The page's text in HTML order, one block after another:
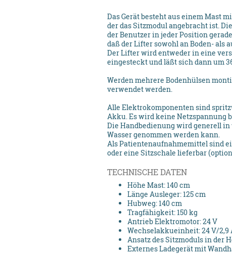
Das Gerät besteht aus einem Mast
der das Sitzmodul angebracht ist.
der Benutzer in jeder Position
daß der Lifter sowohl an Boden- als
Der Lifter wird entweder in eine
eingesteckt und läßt sich dann um
Werden mehrere Bodenhülsen
verwendet werden.
Alle Elektrokomponenten sind
Akku. Es wird keine Netzspannung
Die Handbedienung wird generell
Wasser genommen werden kann.
Als Patientenaufnahmemittel sind
oder eine Sitzschale lieferbar
TECHNISCHE DATEN
Höhe Mast: 140 cm
Länge Ausleger: 125 cm
Hubweg: 140 cm
Tragfähigkeit: 150 kg
Antrieb Elektromotor: 24 V
Wechselakkueinheit: 24 V/2,9
Ansatz des Sitzmoduls in der
Externes Ladegerät mit